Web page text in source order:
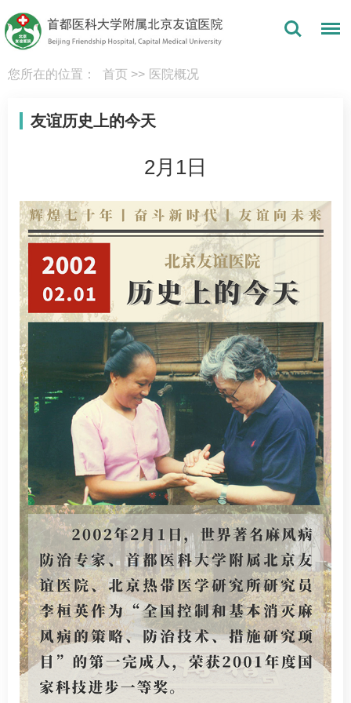
您所在的位置： 首页 >> 医院概况
友谊历史上的今天
2月1日